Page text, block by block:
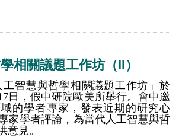
相關議題工作坊（II）
慧與哲學相關議題工作坊」於
日，假中研院歐美所舉行。會中邀
的學者專家，發表近期的研究心
家學者評論，為當代人工智慧與哲
意見。